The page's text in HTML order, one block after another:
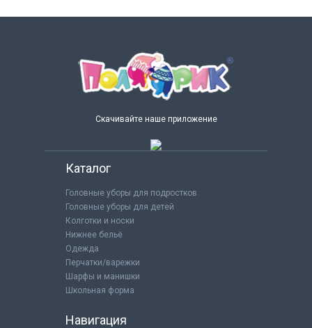
Скачивайте наше приложение
Каталог
Головные уборы для подростков
Головные уборы для детей
Колготки и носки
Нижнее бельё
Одежда
Перчатки/варежки
Шарфы и манишки
Школьная форма
Навигация